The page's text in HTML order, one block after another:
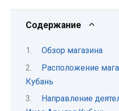
Содержание
Обзор магазина
Расположение
Кубань
Направление